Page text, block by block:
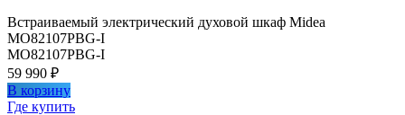
Встраиваемый электрический духовой шкаф Midea
MO82107PBG-I
MO82107PBG-I
59 990 ₽
В корзину
Где купить